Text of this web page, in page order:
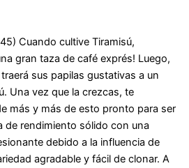
Cuando cultive Tiramisú,
gran taza de café exprés! Luego,
sus papilas gustativas a un
Una vez que la crezcas, te
más y más de esto pronto para ser
de rendimiento sólido con una
debido a la influencia de
agradable y fácil de clonar. A